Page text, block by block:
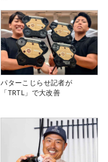
パターこじらせ記者が
「TRTL」で大改善